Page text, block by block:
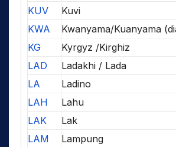
KUV
Kuvi
KWA
Kwanyama/Kuanyama
KG
Kyrgyz /Kirghiz
LAD
Ladakhi / Lada
LA
Ladino
LAH
Lahu
LAK
Lak
LAM
Lampung